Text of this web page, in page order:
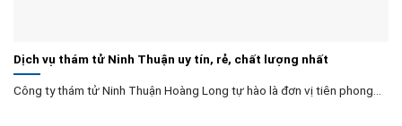
Dịch vụ thám tử Ninh Thuận uy tín, rẻ, chất lượng nhất
Công ty thám tử Ninh Thuận Hoàng Long tự hào là đơn vị tiên phong...